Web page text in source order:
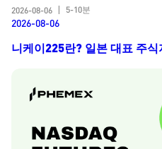
2026-08-06
5-10분
2026-08-06
니케이225란? 일본 대표 주